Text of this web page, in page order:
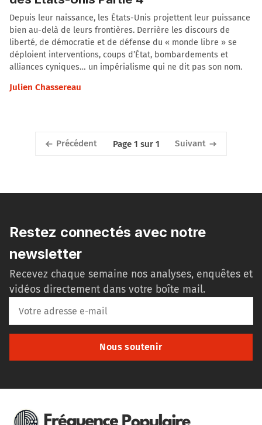
Depuis leur naissance, les États-Unis projettent leur puissance
bien au-delà de leurs frontières. Derrière les discours de
liberté, de démocratie et de défense du « monde libre » se
déploient interventions, coups d’État, bombardements et
alliances cyniques… un impérialisme qui ne dit pas son nom.
Julien Chassereau
Précédent Page 1 sur 1 Suivant
Restez connectés avec notre
newsletter
Recevez chaque semaine nos analyses, enquêtes et
vidéos directement dans votre boîte mail.
Nous soutenir